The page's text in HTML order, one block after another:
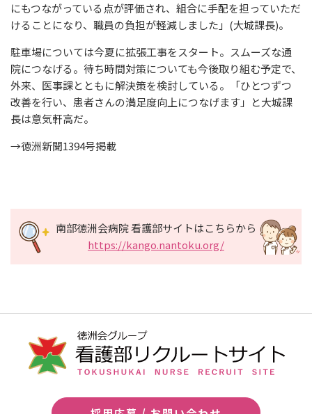
にもつながっている点が評価され、組合に手配を担っていただ
けることになり、職員の負担が軽減しました」(大城課長)。
駐車場については今夏に拡張工事をスタート。スムーズな通
院につなげる。待ち時間対策についても今後取り組む予定で、
外来、医事課とともに解決策を検討している。「ひとつずつ
改善を行い、患者さんの満足度向上につなげます」と大城課
長は意気軒高だ。
→徳洲新聞1394号掲載
南部徳洲会病院 看護部サイトはこちらから
https://kango.nantoku.org/